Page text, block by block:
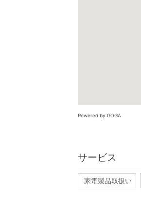
Powered by GOGA
サービス
家電製品取扱い